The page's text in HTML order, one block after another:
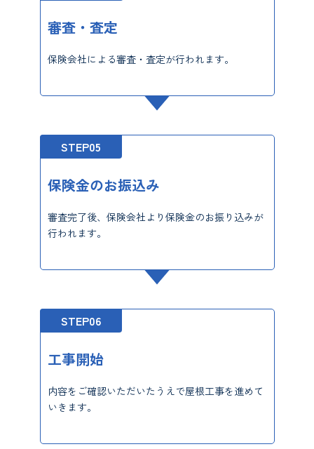
審査・査定
保険会社による審査・査定が行われます。
STEP05
保険金のお振込み
審査完了後、保険会社より保険金のお振り込みが
行われます。
STEP06
工事開始
内容をご確認いただいたうえで屋根工事を進めて
いきます。